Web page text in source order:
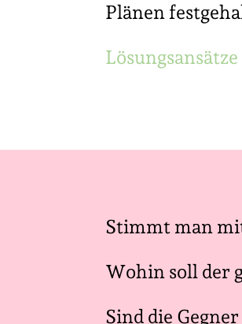
Plänen
Lösungsansätze
Stimmt man
Wohin soll der
Sind die